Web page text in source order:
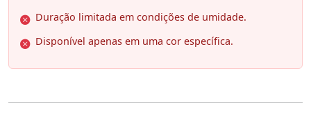
Duração limitada em condições de umidade.
Disponível apenas em uma cor específica.